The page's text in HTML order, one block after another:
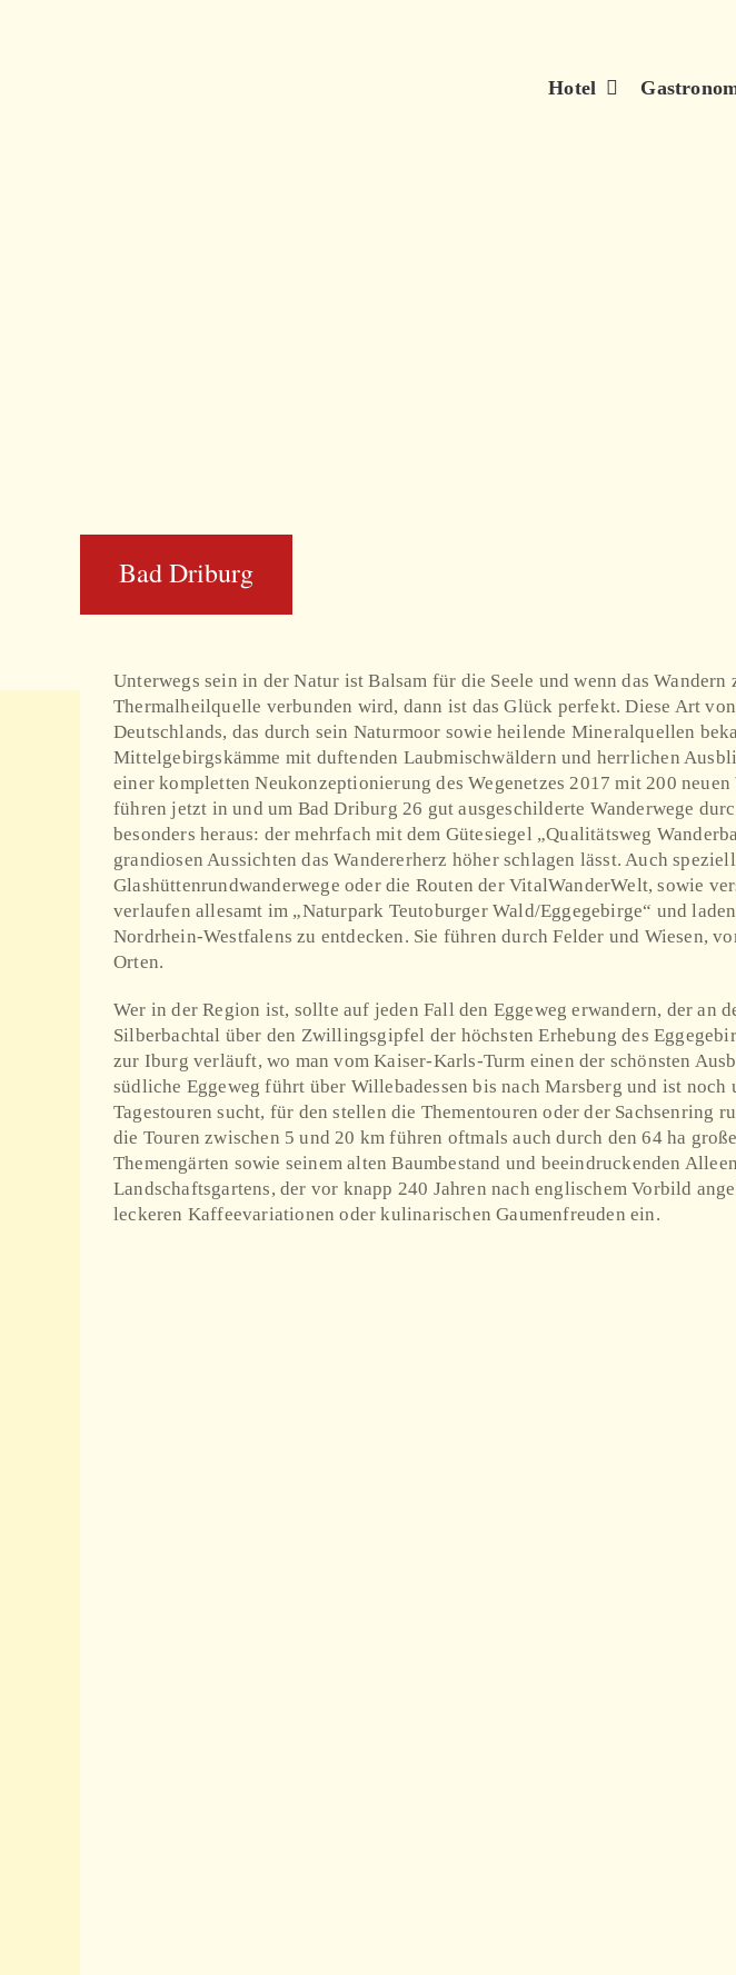
Hotel
Bad Driburg
Unterwegs sein in der Natur ist Balsam für die Seele und wenn das
Thermalheilquelle verbunden wird, dann ist das Glück perfekt. Diese Art
Deutschlands, das durch sein Naturmoor sowie heilende Mineralquellen
Mittelgebirgskämme mit duftenden Laubmischwäldern und herrlichen
einer kompletten Neukonzeptionierung des Wegenetzes 2017 mit 200
führen jetzt in und um Bad Driburg 26 gut ausgeschilderte Wanderwege
besonders heraus: der mehrfach mit dem Gütesiegel „Qualitätsweg
grandiosen Aussichten das Wandererherz höher schlagen lässt. Auch
Glashüttenrundwanderwege oder die Routen der VitalWanderWelt, sowie
verlaufen allesamt im „Naturpark Teutoburger Wald/Eggegebirge“ und
Nordrhein-Westfalens zu entdecken. Sie führen durch Felder und Wiesen,
Orten.
Wer in der Region ist, sollte auf jeden Fall den Eggeweg erwandern, der an
Silberbachtal über den Zwillingsgipfel der höchsten Erhebung des
zur Iburg verläuft, wo man vom Kaiser-Karls-Turm einen der schönsten
südliche Eggeweg führt über Willebadessen bis nach Marsberg und ist
Tagestouren sucht, für den stellen die Thementouren oder der Sachsenring
die Touren zwischen 5 und 20 km führen oftmals auch durch den 64 ha
Themengärten sowie seinem alten Baumbestand und beeindruckenden
Landschaftsgartens, der vor knapp 240 Jahren nach englischem Vorbild
leckeren Kaffeevariationen oder kulinarischen Gaumenfreuden ein.